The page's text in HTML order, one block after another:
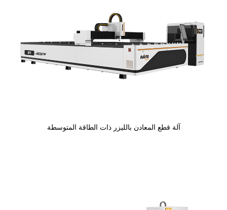
آلة قطع المعادن بالليزر ذات الطاقة المتوسطة